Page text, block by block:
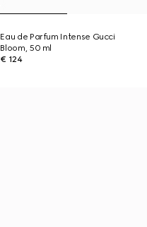
Eau de Parfum Intense Gucci
Bloom, 50 ml
€ 124